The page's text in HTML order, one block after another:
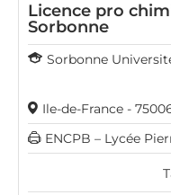
Licence pro
Sorbonne
Sorbonne
Ile-de-France -
ENCPB – Lycée